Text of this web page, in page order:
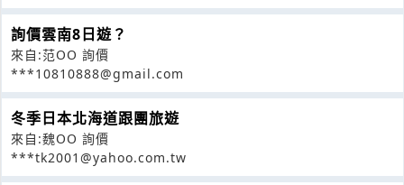
詢價雲南8日遊？
來自:范OO 詢價
***10810888@gmail.com
冬季日本北海道跟團旅遊
來自:魏OO 詢價
***tk2001@yahoo.com.tw